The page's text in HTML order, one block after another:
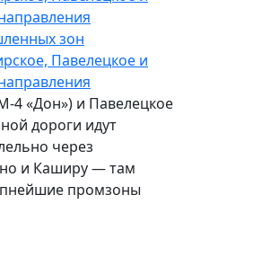
зон
Павелецкое и
4 «Дон») и Павелецкое
дороги идут
через
и Каширу — там
промзоны